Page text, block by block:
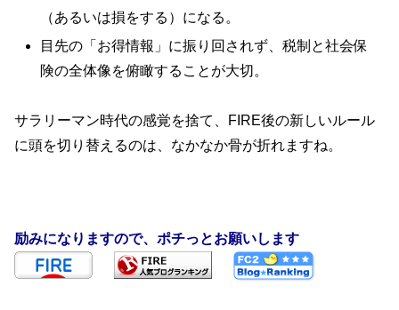
（あるいは損をする）になる。
目先の「お得情報」に振り回されず、税制と社会保
険の全体像を俯瞰することが大切。
サラリーマン時代の感覚を捨て、FIRE後の新しいルール
に頭を切り替えるのは、なかなか骨が折れますね。
励みになりますので、ポチっとお願いします